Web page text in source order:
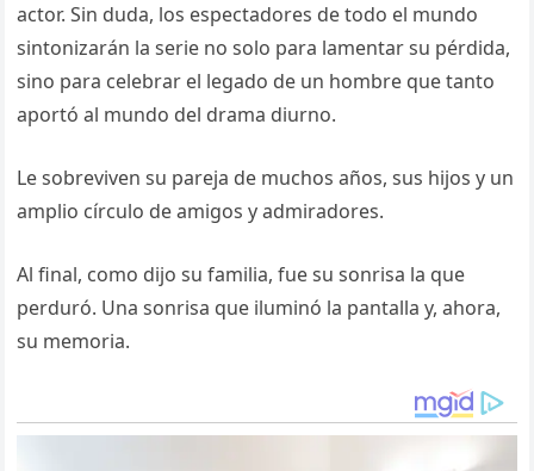
actor. Sin duda, los espectadores de todo el mundo
sintonizarán la serie no solo para lamentar su pérdida,
sino para celebrar el legado de un hombre que tanto
aportó al mundo del drama diurno.
Le sobreviven su pareja de muchos años, sus hijos y un
amplio círculo de amigos y admiradores.
Al final, como dijo su familia, fue su sonrisa la que
perduró. Una sonrisa que iluminó la pantalla y, ahora,
su memoria.